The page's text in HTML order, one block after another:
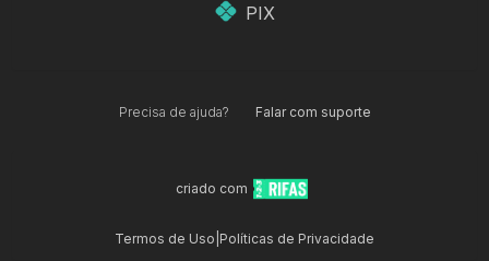
PIX
Precisa de ajuda? Falar com suporte
criado com
Termos de Uso Políticas de Privacidade